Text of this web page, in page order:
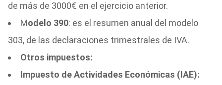
de más de 3000€ en el ejercicio anterior.
Modelo 390: es el resumen anual del modelo
303, de las declaraciones trimestrales de IVA.
Otros impuestos:
Impuesto de Actividades Económicas (IAE):